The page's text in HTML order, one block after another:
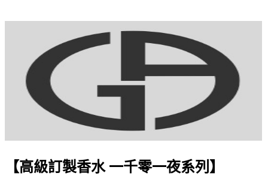
【高級訂製香水 一千零一夜系列】